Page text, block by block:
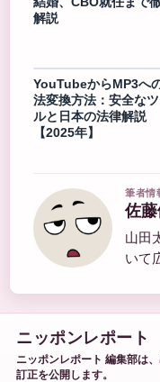
解説
YouTubeからMP3へ
法変換方法：安全な
ルと日本の法律解説
【2025年】
筆者情
佐
山田
いて
ニッポンレポート
ニッポンレポート 編集部は
訂正を公開します。